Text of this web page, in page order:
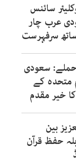
سائنس
عرب چار
سرفہرست
سعودی
متحدہ کے
خیر مقدم
بین
حفظ قرآن